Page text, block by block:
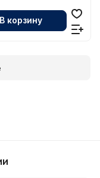
В корзину